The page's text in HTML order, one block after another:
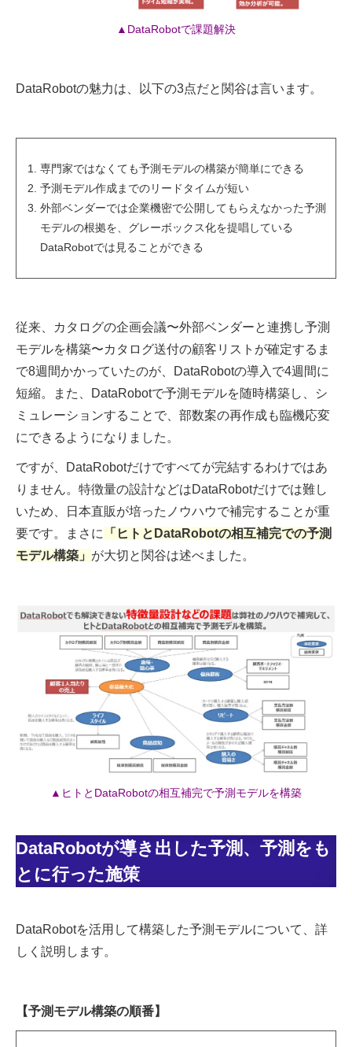
▲DataRobotで課題解決
DataRobotの魅力は、以下の3点だと関谷は言います。
専門家ではなくても予測モデルの構築が簡単にできる
予測モデル作成までのリードタイムが短い
外部ベンダーでは企業機密で公開してもらえなかった予測
モデルの根拠を、グレーボックス化を提唱している
DataRobotでは見ることができる
従来、カタログの企画会議〜外部ベンダーと連携し予測
モデルを構築〜カタログ送付の顧客リストが確定するま
で8週間かかっていたのが、DataRobotの導入で4週間に
短縮。また、DataRobotで予測モデルを随時構築し、シ
ミュレーションすることで、部数案の再作成も臨機応変
にできるようになりました。
ですが、DataRobotだけですべてが完結するわけではあ
りません。特徴量の設計などはDataRobotだけでは難し
いため、日本直販が培ったノウハウで補完することが重
要です。まさに
「ヒトとDataRobotの相互補完での予測
モデル構築」 が大切と関谷は述べました。
▲ヒトとDataRobotの相互補完で予測モデルを構築
DataRobotが導き出した予測、予測をも
とに行った施策
DataRobotを活用して構築した予測モデルについて、詳
しく説明します。
【予測モデル構築の順番】